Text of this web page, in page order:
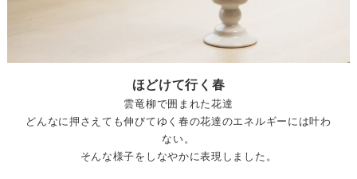
ほどけて行く春
雲竜柳で囲まれた花達
どんなに押さえても伸びてゆく春の花達のエネルギーには叶わ
ない。
そんな様子をしなやかに表現しました。